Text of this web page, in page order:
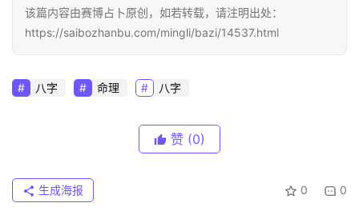
该篇内容由赛博占卜原创，如若转载，请注明出处：
https://saibozhanbu.com/mingli/bazi/14537.html
八字 命理 八字
赞 (0)
0 0
生成海报